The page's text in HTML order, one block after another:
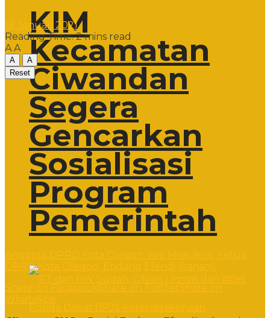
KIM
Kecamatan
Ciwandan
Segera
Gencarkan
Sosialisasi
Program
Pemerintah
18 Januari 2021
Reading Time: 2 mins read
A A
A
A
Reset
DPRD Kota Cilegon, Endang Efendi (kanan).